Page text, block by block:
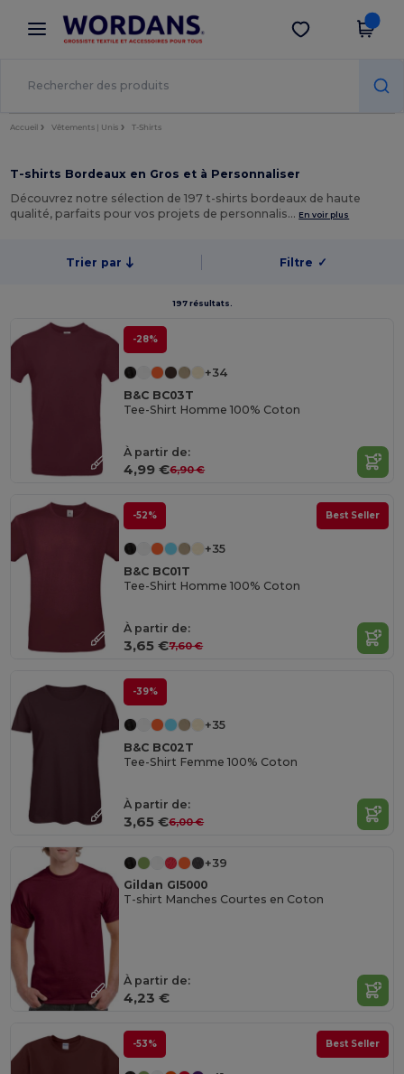
× Appli Wordans
Meilleurs prix sur l’app !
Obtenir l'appli
Accueil Vêtements | Unis T-Shirts
T-shirts Bordeaux en Gros et à Personnaliser
Découvrez notre sélection de 197 t-shirts bordeaux de haute
qualité, parfaits pour vos projets de personnalis… En voir plus
Trier par Filtre ✓
197 résultats.
-28%
+34
B&C BC03T
Tee-Shirt Homme 100% Coton
À partir de:
4,99 €6,90 €
-52% Best Seller
+35
B&C BC01T
Tee-Shirt Homme 100% Coton
À partir de:
3,65 €7,60 €
-39%
+35
B&C BC02T
Tee-Shirt Femme 100% Coton
À partir de:
3,65 €6,00 €
+39
Gildan GI5000
T-shirt Manches Courtes en Coton
À partir de:
4,23 €
-53% Best Seller